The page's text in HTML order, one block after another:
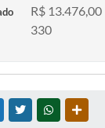
R$ 13.476,00
330
MESSENGER
TWITTERWHATSAPP